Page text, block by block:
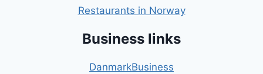
Restaurants in Norway
Business links
DanmarkBusiness